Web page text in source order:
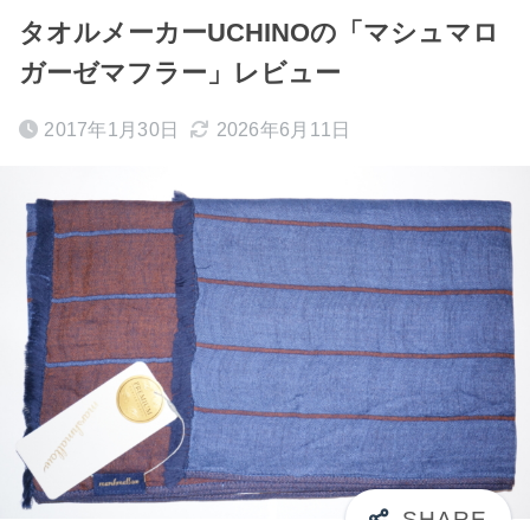
タオルメーカーUCHINOの「マシュマロ
ガーゼマフラー」レビュー
2017年1月30日 2026年6月11日